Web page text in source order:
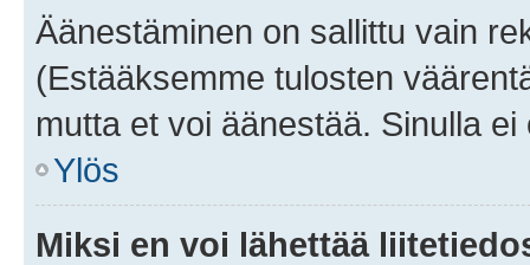
Äänestäminen on sallittu vain
(Estääksemme tulosten
mutta et voi äänestää. Sinulla
Ylös
Miksi en voi lähettää